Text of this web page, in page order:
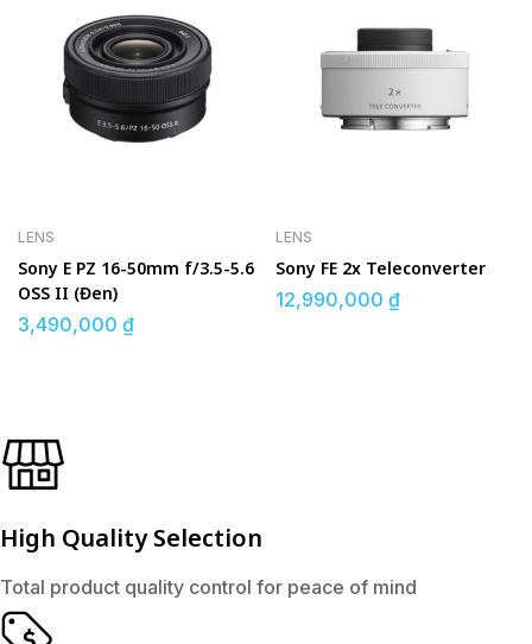
LENS
Sony E PZ 16-50mm f/3.5-5.6
OSS II (Đen)
3,490,000 ₫
LENS
Sony FE 2x Teleconverter
12,990,000 ₫
High Quality Selection
Total product quality control for peace of mind